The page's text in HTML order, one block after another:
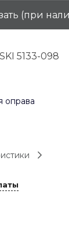
(926) 092 4274
пр-т
10:00-19:00
10:00-19:00
(при
5133-098
оправа